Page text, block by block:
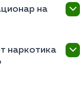
наркотиков,
на
врача.
наркотика